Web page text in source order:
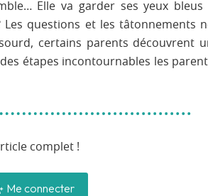
Elle va garder ses yeux bleus
questions et les tâtonnements
certains parents découvrent
étapes incontournables les
complet !
Me connecter